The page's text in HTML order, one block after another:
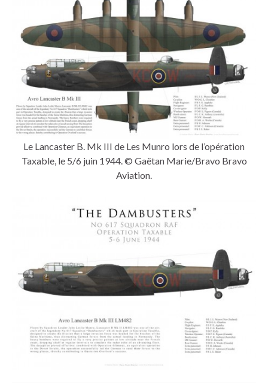
Le Lancaster B. Mk III de Les Munro lors de l’opération
Taxable, le 5/6 juin 1944. © Gaëtan Marie/Bravo Bravo
Aviation.